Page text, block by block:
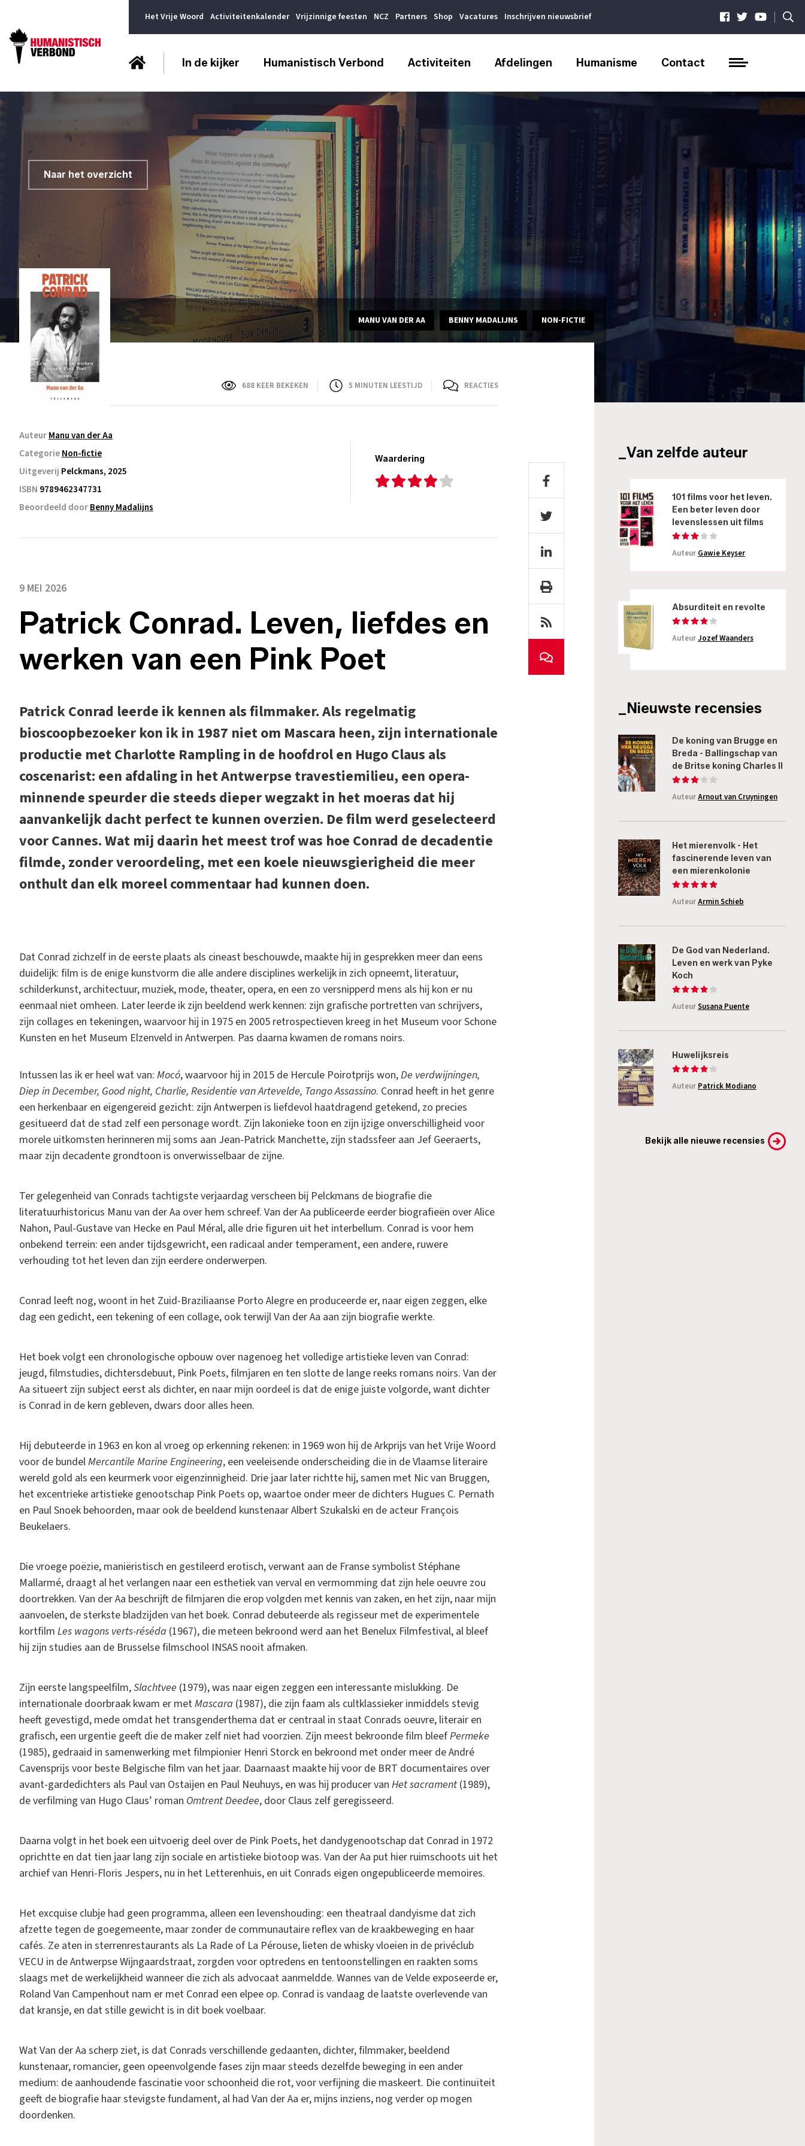
Het Vrije Woord Activiteitenkalender Vrijzinnige feesten NCZ Partners Shop Vacatures Inschrijven nieuwsbrief |
In de kijker Humanistisch Verbond Activiteiten Afdelingen Humanisme Contact
Naar het overzicht
MANU VAN DER AA BENNY MADALIJNS NON-FICTIE
688 KEER BEKEKEN 5 MINUTEN LEESTIJD REACTIES
AuteurManu van der Aa
CategorieNon-fictie
Uitgeverij Pelckmans, 2025
ISBN 9789462347731
Beoordeeld doorBenny Madalijns
Waardering
9 MEI 2026
Patrick Conrad. Leven, liefdes en
werken van een Pink Poet
Patrick Conrad leerde ik kennen als filmmaker. Als regelmatig
bioscoopbezoeker kon ik in 1987 niet om Mascara heen, zijn internationale
productie met Charlotte Rampling in de hoofdrol en Hugo Claus als
coscenarist: een afdaling in het Antwerpse travestiemilieu, een opera-
minnende speurder die steeds dieper wegzakt in het moeras dat hij
aanvankelijk dacht perfect te kunnen overzien. De film werd geselecteerd
voor Cannes. Wat mij daarin het meest trof was hoe Conrad de decadentie
filmde, zonder veroordeling, met een koele nieuwsgierigheid die meer
onthult dan elk moreel commentaar had kunnen doen.
Dat Conrad zichzelf in de eerste plaats als cineast beschouwde, maakte hij in gesprekken meer dan eens
duidelijk: film is de enige kunstvorm die alle andere disciplines werkelijk in zich opneemt, literatuur,
schilderkunst, architectuur, muziek, mode, theater, opera, en een zo versnipperd mens als hij kon er nu
eenmaal niet omheen. Later leerde ik zijn beeldend werk kennen: zijn grafische portretten van schrijvers,
zijn collages en tekeningen, waarvoor hij in 1975 en 2005 retrospectieven kreeg in het Museum voor Schone
Kunsten en het Museum Elzenveld in Antwerpen. Pas daarna kwamen de romans noirs.
Intussen las ik er heel wat van: Mocó, waarvoor hij in 2015 de Hercule Poirotprijs won,De verdwijningen,
Diep in December, Good night, Charlie, Residentie van Artevelde, Tango Assassino. Conrad heeft in het genre
een herkenbaar en eigengereid gezicht: zijn Antwerpen is liefdevol haatdragend getekend, zo precies
gesitueerd dat de stad zelf een personage wordt. Zijn lakonieke toon en zijn ijzige onverschilligheid voor
morele uitkomsten herinneren mij soms aan Jean-Patrick Manchette, zijn stadssfeer aan Jef Geeraerts,
maar zijn decadente grondtoon is onverwisselbaar de zijne.
Ter gelegenheid van Conrads tachtigste verjaardag verscheen bij Pelckmans de biografie die
literatuurhistoricus Manu van der Aa over hem schreef. Van der Aa publiceerde eerder biografieën over Alice
Nahon, Paul-Gustave van Hecke en Paul Méral, alle drie figuren uit het interbellum. Conrad is voor hem
onbekend terrein: een ander tijdsgewricht, een radicaal ander temperament, een andere, ruwere
verhouding tot het leven dan zijn eerdere onderwerpen.
Conrad leeft nog, woont in het Zuid-Braziliaanse Porto Alegre en produceerde er, naar eigen zeggen, elke
dag een gedicht, een tekening of een collage, ook terwijl Van der Aa aan zijn biografie werkte.
Het boek volgt een chronologische opbouw over nagenoeg het volledige artistieke leven van Conrad:
jeugd, filmstudies, dichtersdebuut, Pink Poets, filmjaren en ten slotte de lange reeks romans noirs. Van der
Aa situeert zijn subject eerst als dichter, en naar mijn oordeel is dat de enige juiste volgorde, want dichter
is Conrad in de kern gebleven, dwars door alles heen.
Hij debuteerde in 1963 en kon al vroeg op erkenning rekenen: in 1969 won hij de Arkprijs van het Vrije Woord
voor de bundelMercantile Marine Engineering, een veeleisende onderscheiding die in de Vlaamse literaire
wereld gold als een keurmerk voor eigenzinnigheid. Drie jaar later richtte hij, samen met Nic van Bruggen,
het excentrieke artistieke genootschap Pink Poets op, waartoe onder meer de dichters Hugues C. Pernath
en Paul Snoek behoorden, maar ook de beeldend kunstenaar Albert Szukalski en de acteur François
Beukelaers.
Die vroege poëzie, maniëristisch en gestileerd erotisch, verwant aan de Franse symbolist Stéphane
Mallarmé, draagt al het verlangen naar een esthetiek van verval en vermomming dat zijn hele oeuvre zou
doortrekken. Van der Aa beschrijft de filmjaren die erop volgden met kennis van zaken, en het zijn, naar mijn
aanvoelen, de sterkste bladzijden van het boek. Conrad debuteerde als regisseur met de experimentele
kortfilm Les wagons verts-réséda (1967), die meteen bekroond werd aan het Benelux Filmfestival, al bleef
hij zijn studies aan de Brusselse filmschool INSAS nooit afmaken.
Zijn eerste langspeelfilm,Slachtvee (1979), was naar eigen zeggen een interessante mislukking. De
internationale doorbraak kwam er metMascara (1987), die zijn faam als cultklassieker inmiddels stevig
heeft gevestigd, mede omdat het transgenderthema dat er centraal in staat Conrads oeuvre, literair en
grafisch, een urgentie geeft die de maker zelf niet had voorzien. Zijn meest bekroonde film bleefPermeke
(1985), gedraaid in samenwerking met filmpionier Henri Storck en bekroond met onder meer de André
Cavensprijs voor beste Belgische film van het jaar. Daarnaast maakte hij voor de BRT documentaires over
avant-gardedichters als Paul van Ostaijen en Paul Neuhuys, en was hij producer van Het sacrament (1989),
de verfilming van Hugo Claus’ roman Omtrent Deedee, door Claus zelf geregisseerd.
Daarna volgt in het boek een uitvoerig deel over de Pink Poets, het dandygenootschap dat Conrad in 1972
oprichtte en dat tien jaar lang zijn sociale en artistieke biotoop was. Van der Aa put hier ruimschoots uit het
archief van Henri-Floris Jespers, nu in het Letterenhuis, en uit Conrads eigen ongepubliceerde memoires.
Het excquise clubje had geen programma, alleen een levenshouding: een theatraal dandyisme dat zich
afzette tegen de goegemeente, maar zonder de communautaire reflex van de kraakbeweging en haar
cafés. Ze aten in sterrenrestaurants als La Rade of La Pérouse, lieten de whisky vloeien in de privéclub
VECU in de Antwerpse Wijngaardstraat, zorgden voor optredens en tentoonstellingen en raakten soms
slaags met de werkelijkheid wanneer die zich als advocaat aanmeldde. Wannes van de Velde exposeerde er,
Roland Van Campenhout nam er met Conrad een elpee op. Conrad is vandaag de laatste overlevende van
dat kransje, en dat stille gewicht is in dit boek voelbaar.
Wat Van der Aa scherp ziet, is dat Conrads verschillende gedaanten, dichter, filmmaker, beeldend
kunstenaar, romancier, geen opeenvolgende fases zijn maar steeds dezelfde beweging in een ander
medium: de aanhoudende fascinatie voor schoonheid die rot, voor verfijning die maskeert. Die continuïteit
geeft de biografie haar stevigste fundament, al had Van der Aa er, mijns inziens, nog verder op mogen
doordenken.
_Van zelfde auteur
101 films voor het leven.
Een beter leven door
levenslessen uit films
Auteur Gawie Keyser
Absurditeit en revolte
AuteurJozef Waanders
_Nieuwste recensies
De koning van Brugge en
Breda - Ballingschap van
de Britse koning Charles II
AuteurArnout van Cruyningen
Het mierenvolk - Het
fascinerende leven van
een mierenkolonie
AuteurArmin Schieb
De God van Nederland.
Leven en werk van Pyke
Koch
AuteurSusana Puente
Huwelijksreis
Auteur Patrick Modiano
Bekijk alle nieuwe recensies